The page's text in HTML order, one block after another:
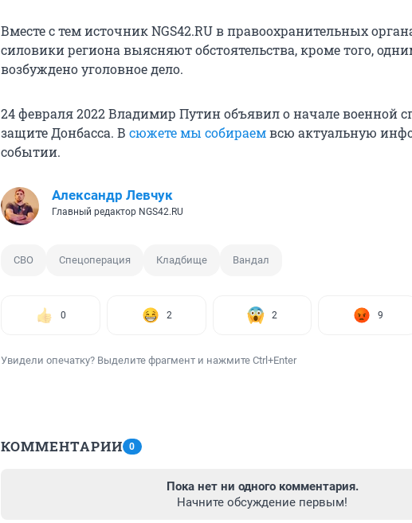
Вместе с тем источник NGS42.RU в правоохранительных
силовики региона выясняют обстоятельства, кроме того,
возбуждено уголовное дело.
24 февраля 2022 Владимир Путин объявил о начале военной
защите Донбасса. В сюжете мы собираемвсю актуальную
событии.
Александр Левчук
Главный редактор NGS42.RU
СВО Спецоперация Кладбище Вандал
0 2 2 9
Увидели опечатку? Выделите фрагмент и нажмите Ctrl+Enter
КОММЕНТАРИИ 0
Пока нет ни одного комментария.
Начните обсуждение первым!